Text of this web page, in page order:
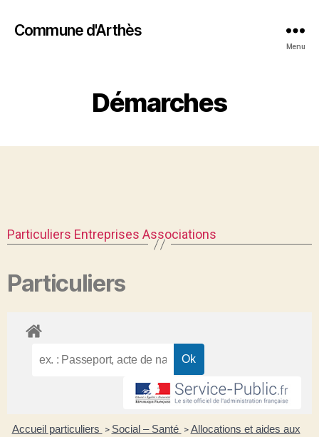
Commune d'Arthès
Menu
Démarches
Particuliers Entreprises Associations
Particuliers
Accueil particuliers > Social – Santé > Allocations et aides aux